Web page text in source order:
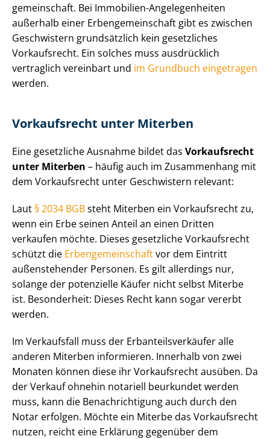
ge­mein­schaft. Bei Immobilien-Angelegenheiten
außerhalb einer Er­ben­ge­mein­schaft gibt es zwischen
Geschwistern grundsätzlich kein gesetzliches
Vorkaufsrecht. Ein solches muss ausdrücklich
vertraglich vereinbart und im Grundbuch eingetragen
werden.
Vorkaufsrecht unter Miterben
Eine gesetzliche Ausnahme bildet das Vorkaufsrecht
unter Miterben – häufig auch im Zusammenhang mit
dem Vorkaufsrecht unter Geschwistern relevant:
Laut § 2034 BGBsteht Miterben ein Vorkaufsrecht zu,
wenn ein Erbe seinen Anteil an einen Dritten
verkaufen möchte. Dieses gesetzliche Vorkaufsrecht
schützt die Er­ben­ge­mein­schaftvor dem Eintritt
außenstehender Personen. Es gilt allerdings nur,
solange der potenzielle Käufer nicht selbst Miterbe
ist. Besonderheit: Dieses Recht kann sogar vererbt
werden.
Im Verkaufsfall muss der Erb­an­teils­ver­käu­fer alle
anderen Miterben informieren. Innerhalb von zwei
Monaten können diese ihr Vorkaufsrecht ausüben. Da
der Verkauf ohnehin notariell beurkundet werden
muss, kann die Be­nach­rich­ti­gung auch durch den
Notar erfolgen. Möchte ein Miterbe das Vorkaufsrecht
nutzen, reicht eine Erklärung gegenüber dem